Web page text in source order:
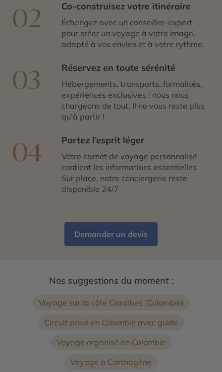
02 Co-construisez votre itinéraire
Échangez avec un conseiller-expert
pour créer un voyage à votre image,
adapté à vos envies et à votre rythme.
03 Réservez en toute sérénité
Hébergements, transports, formalités,
expériences exclusives : nous nous
chargeons de tout. Il ne vous reste plus
qu’à partir !
04 Partez l’esprit léger
Votre carnet de voyage personnalisé
contient les informations essentielles.
Sur place, notre conciergerie reste
disponible 24/7
Demander un devis
Nos suggestions du moment :
Voyage sur la côte Caraïbes (Colombie)
Circuit privé en Colombie avec guide
Voyage organisé en Colombie
Voyage à Carthagène